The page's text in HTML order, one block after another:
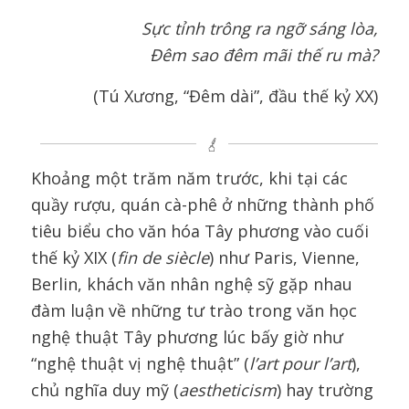
Sực tỉnh trông ra ngỡ sáng lòa,
Đêm sao đêm mãi thế ru mà?
(Tú Xương, “Đêm dài”, đầu thế kỷ XX)
Khoảng một trăm năm trước, khi tại các
quầy rượu, quán cà-phê ở những thành phố
tiêu biểu cho văn hóa Tây phương vào cuối
thế kỷ XIX (fin de siècle) như Paris, Vienne,
Berlin, khách văn nhân nghệ sỹ gặp nhau
đàm luận về những tư trào trong văn học
nghệ thuật Tây phương lúc bấy giờ như
“nghệ thuật vị nghệ thuật” (l’art pour l’art),
chủ nghĩa duy mỹ (aestheticism) hay trường